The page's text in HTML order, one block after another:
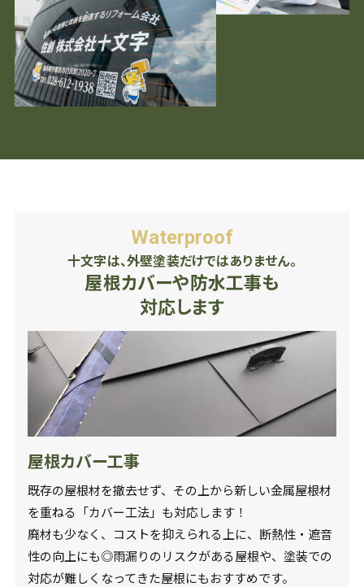
Waterproof
十文字は、外壁塗装だけではありません。
屋根カバーや防水工事も
対応します
屋根カバー工事
既存の屋根材を撤去せず、その上から新しい金属屋根材
を重ねる「カバー工法」も対応します！
廃材も少なく、コストを抑えられる上に、断熱性・遮音
性の向上にも◎雨漏りのリスクがある屋根や、塗装での
対応が難しくなってきた屋根にもおすすめです。